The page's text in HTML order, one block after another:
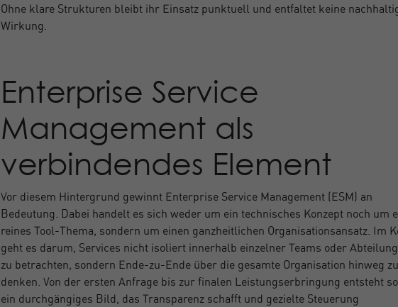
Ohne klare Strukturen bleibt ihr Einsatz punktuell und entfaltet keine
Wirkung.
Enterprise Service
Management als
verbindendes Element
Vor diesem Hintergrund gewinnt Enterprise Service Management (ESM) an
Bedeutung. Dabei handelt es sich weder um ein technisches Konzept noch um
reines Tool-Thema, sondern um einen ganzheitlichen Organisationsansatz. Im
geht es darum, Services nicht isoliert innerhalb einzelner Teams oder
zu betrachten, sondern Ende-zu-Ende über die gesamte Organisation hinweg zu
denken. Von der ersten Anfrage bis zur finalen Leistungserbringung entsteht so
ein durchgängiges Bild, das Transparenz schafft und gezielte Steuerung